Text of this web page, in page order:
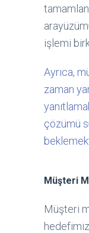
işlemi
Ayrıca,
zaman
çözümü
Müşteri
Müşteri